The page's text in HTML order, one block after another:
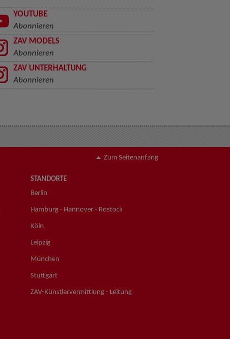
YOUTUBE
Abonnieren
ZAV MODELS
Abonnieren
ZAV UNTERHALTUNG
Abonnieren
Zum Seitenanfang
STANDORTE
Berlin
Hamburg - Hannover - Rostock
Köln
Leipzig
München
Stuttgart
ZAV-Künstlervermittlung - Leitung